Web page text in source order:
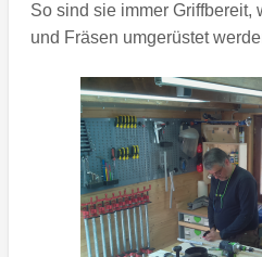
So sind sie immer Griffbereit,
und Fräsen umgerüstet